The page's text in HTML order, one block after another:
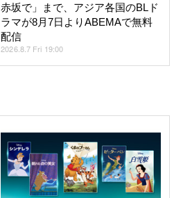
赤坂で」まで、アジア各国のBLド
ラマが8月7日よりABEMAで無料
配信
2026.8.7 Fri 19:00